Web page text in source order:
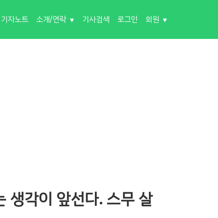
기자노트 소개/연락 기사검색 로그인 회원
생각이 앞선다. 스무 살